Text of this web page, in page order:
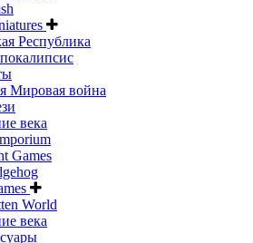
Республика
Мировая война
века
Games
World
века